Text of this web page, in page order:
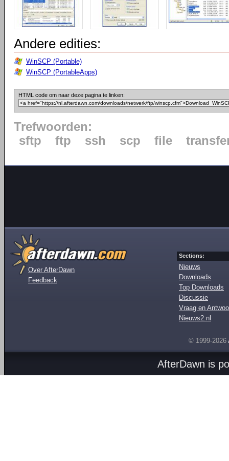
Andere edities:
WinSCP (Portable)
WinSCP (PortableApps)
HTML code om naar deze pagina te linken:
Trefwoorden:
sftp
ftp ssh scp file
Over AfterDawn
Feedback
Sections:
Nieuws
Downloads
Top Downloads
Discussie
Vraag en
Nieuws2.nl
© 1999-2026
AfterDawn is